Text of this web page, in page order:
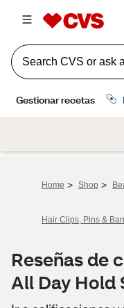
Home > Shop >
Hair Clips, Pins &
Reseñas de
All Day Hold